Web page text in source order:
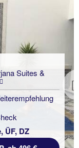
Suites &
ÜF, DZ